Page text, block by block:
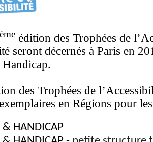
ème édition des Trophées de
seront décernés à Paris en
des Trophées de
en Régions pour
& HANDICAP